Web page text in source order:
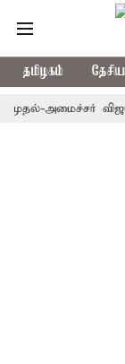
தமிழகம்
அமைச்சர் விஜய்!